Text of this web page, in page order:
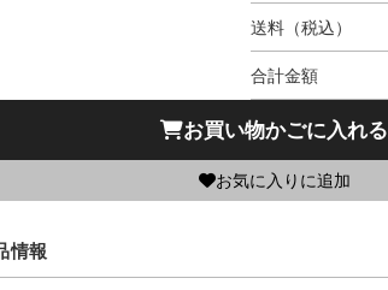
送料（税込）
合計金額
お買い物かごに入れる
お気に入りに追加
情報